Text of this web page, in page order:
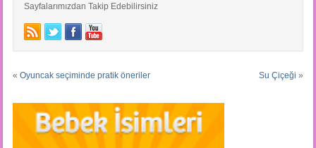
Sayfalarımızdan Takip Edebilirsiniz
« Oyuncak seçiminde pratik öneriler Su Çiçeği »